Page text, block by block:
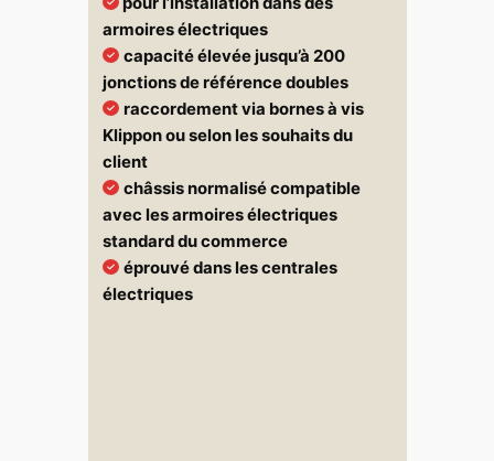
armoires électriques
capacité élevée jusqu’à 200
jonctions de référence doubles
raccordement via bornes à vis
Klippon ou selon les souhaits du
client
châssis normalisé compatible
avec les armoires électriques
standard du commerce
éprouvé dans les centrales
électriques